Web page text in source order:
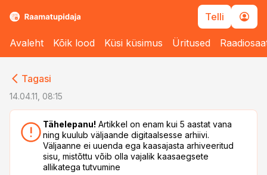
Telli
Avaleht Kõik lood Küsi küsimus Üritused
Tagasi
14.04.11, 08:15
Tähelepanu! Artikkel on enam kui 5 aastat vana
ning kuulub väljaande digitaalsesse arhiivi.
Väljaanne ei uuenda ega kaasajasta arhiveeritud
sisu, mistõttu võib olla vajalik kaasaegsete
allikatega tutvumine